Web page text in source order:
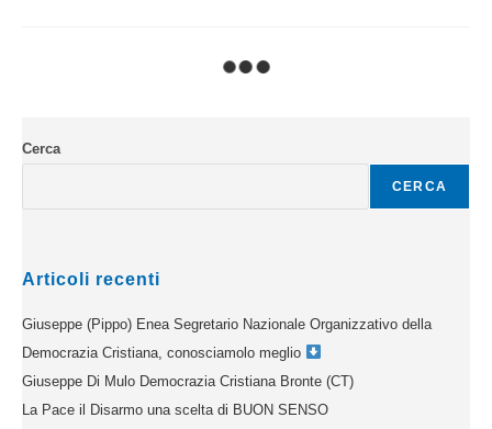
Cerca
CERCA
Articoli recenti
Giuseppe (Pippo) Enea Segretario Nazionale Organizzativo della
Democrazia Cristiana, conosciamolo meglio
Giuseppe Di Mulo Democrazia Cristiana Bronte (CT)
La Pace il Disarmo una scelta di BUON SENSO